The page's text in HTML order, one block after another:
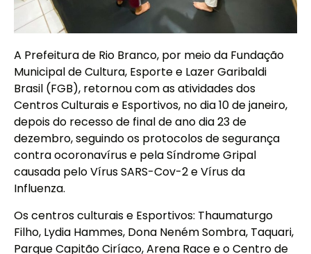
A Prefeitura de Rio Branco, por meio da Fundação
Municipal de Cultura, Esporte e Lazer Garibaldi
Brasil (FGB), retornou com as atividades dos
Centros Culturais e Esportivos, no dia 10 de janeiro,
depois do recesso de final de ano dia 23 de
dezembro, seguindo os protocolos de segurança
contra ocoronavírus e pela Síndrome Gripal
causada pelo Vírus SARS-Cov-2 e Vírus da
Influenza.
Os centros culturais e Esportivos: Thaumaturgo
Filho, Lydia Hammes, Dona Neném Sombra, Taquari,
Parque Capitão Ciríaco, Arena Race e o Centro de